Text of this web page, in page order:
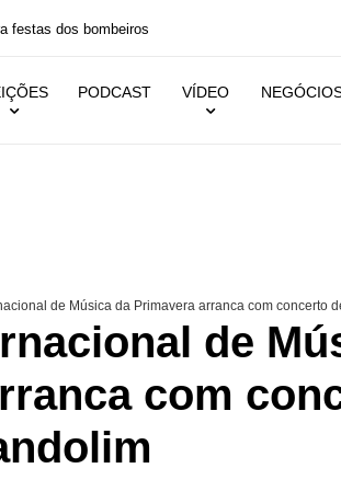
festas dos bombeiros
PODCAST VÍDEO
de Música da Primavera arranca com concerto
de
com